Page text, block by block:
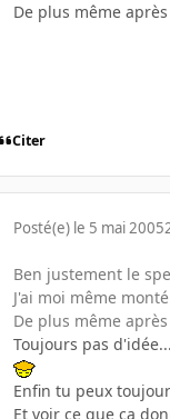
De plus même
Citer
Posté(e) le 5 mai 2005
Ben justement le
J'ai moi même
De plus même
Toujours pas d'idée...
Enfin tu peux
Et voir ce que ça